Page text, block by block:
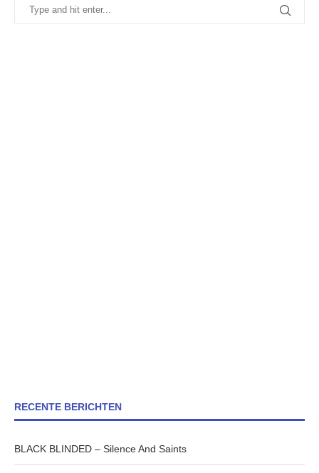
RECENTE BERICHTEN
BLACK BLINDED – Silence And Saints